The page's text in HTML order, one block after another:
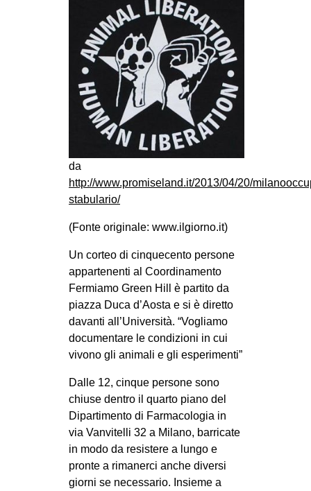
SPORT POPOLARE
MOVIMENTI
AMBIENTE
ANTIFASCISMO
DIRITTO ALL’ABITARE
GENERI
PRECARIATO
CULTURE
ARTE
CINEMA
MANIFESTI
MUSICA
RECENSIONI
INTERNAZIONALE
AFRICA
ESTREMO ORIENTE
da
http://www.promiseland.it/2013/04/20/
stabulario/
(Fonte originale: www.ilgiorno.it)
Un corteo di cinquecento persone
appartenenti al Coordinamento
Fermiamo Green Hill è partito da
piazza Duca d’Aosta e si è diretto
davanti all’Università. “Vogliamo
documentare le condizioni in cui
vivono gli animali e gli esperimenti”
Dalle 12, cinque persone sono
chiuse dentro il quarto piano del
Dipartimento di Farmacologia in
via Vanvitelli 32 a Milano, barricate
in modo da resistere a lungo e
pronte a rimanerci anche diversi
giorni se necessario. Insieme a